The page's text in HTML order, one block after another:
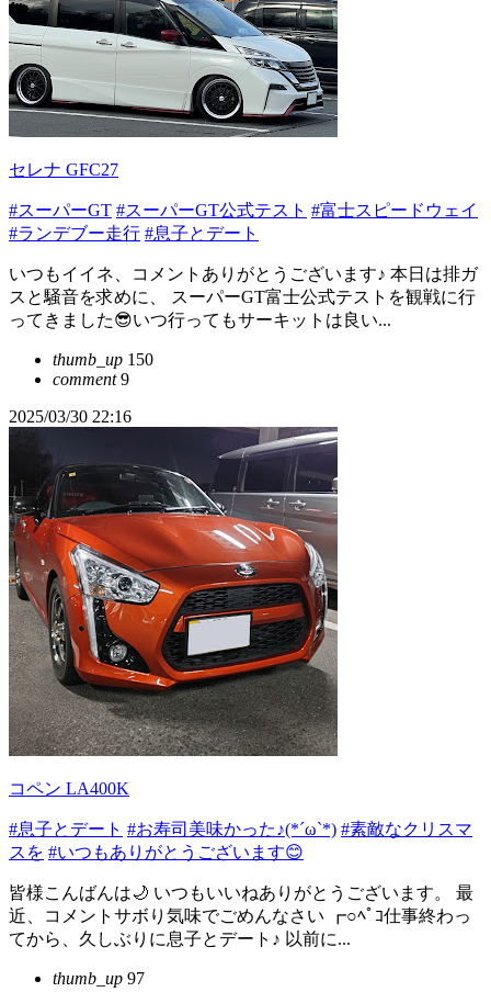
セレナ GFC27
#スーパーGT #スーパーGT公式テスト #富士スピードウェイ
#ランデブー走行 #息子とデート
いつもイイネ、コメントありがとうございます♪ 本日は排ガ
スと騒音を求めに、 スーパーGT富士公式テストを観戦に行
ってきました😎いつ行ってもサーキットは良い...
thumb_up 150
comment9
2025/03/30 22:16
コペン LA400K
#息子とデート #お寿司美味かった♪︎(*´ω`*) #素敵なクリスマ
スを #いつもありがとうございます😊
皆様こんばんは🌙 いつもいいねありがとうございます。 最
近、コメントサボり気味でごめんなさい ┏○ﾍﾟｺ仕事終わっ
てから、久しぶりに息子とデート♪ 以前に...
thumb_up 97